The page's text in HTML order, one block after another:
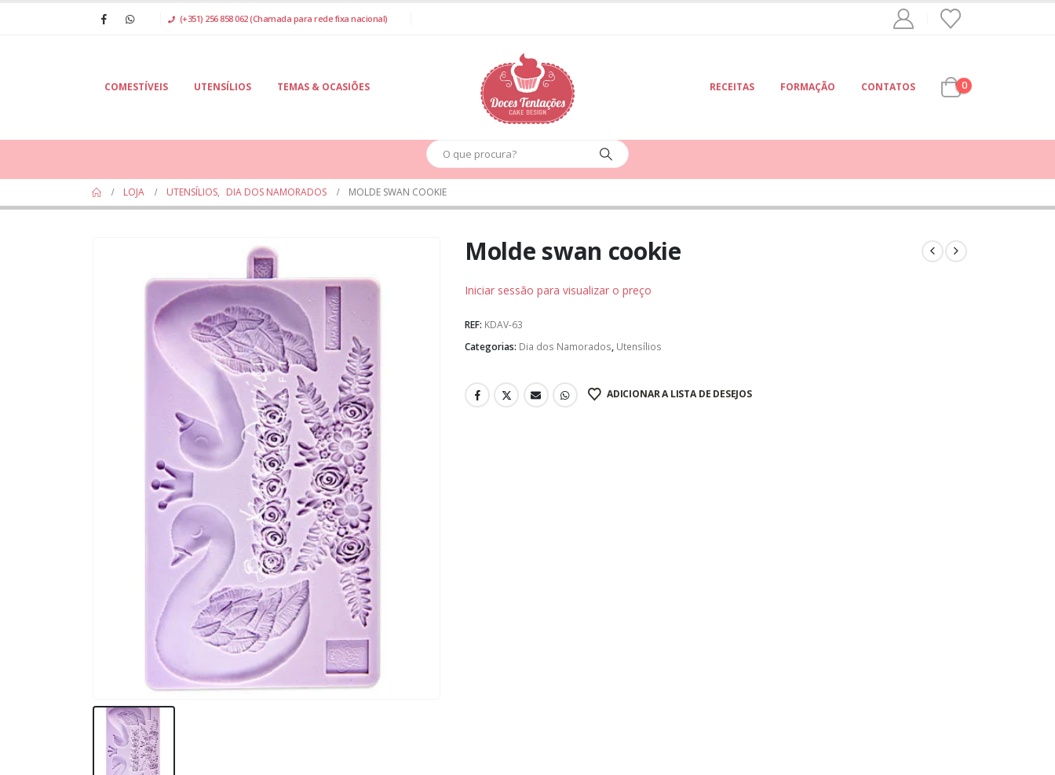
(+351) 256 858 062 (Chamada para rede fixa nacional)
COMESTÍVEIS UTENSÍLIOS TEMAS & OCASIÕES RECEITAS FORMAÇÃO CONTATOS 0
LOJA UTENSÍLIOS, DIA DOS NAMORADOS MOLDE SWAN COOKIE
Molde swan cookie
Iniciar sessão para visualizar o preço
REF: KDAV-63
Categorias: Dia dos Namorados, Utensílios
ADICIONAR A LISTA DE DESEJOS